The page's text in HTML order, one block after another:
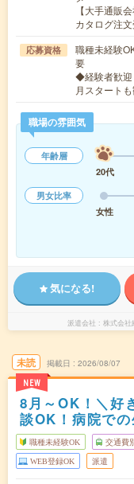
【大手通販
カタログ注
応募資格
職種未経験
要
◆経験者歓迎
月スタート
職場の雰囲気
年齢層
20代
男女比率
女性
気になる!
派遣会社 株式会
未読
NEW
掲載日 2026/08/07
8月～OK！＼好
談OK！病院で
職種未経験OK 交通費
WEB登録OK 派遣